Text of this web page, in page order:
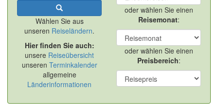
Wählen Sie aus
unseren Reiseländern.
Hier finden Sie auch:
unsere Reiseübersicht
unseren Terminkalender
allgemeine
Länderinformationen
oder wählen Sie einen
Reisemonat:
oder wählen Sie einen
Preisbereich: